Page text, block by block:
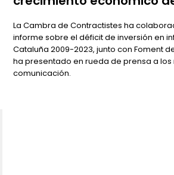
La Cambra de Contractistes ha
informe sobre el déficit de inversión en
Cataluña 2009-2023, junto con Foment
ha presentado en rueda de prensa a
comunicación.